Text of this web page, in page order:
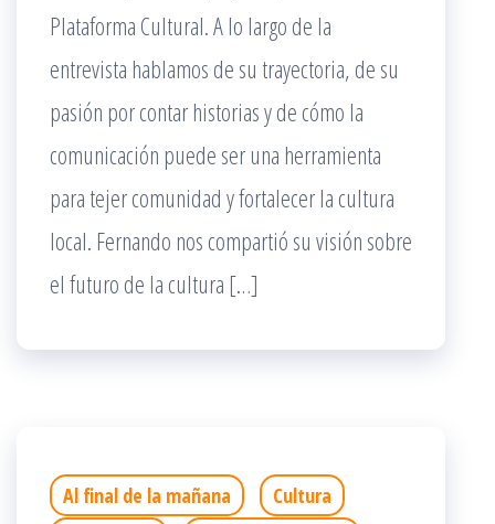
Plataforma Cultural. A lo largo de la
entrevista hablamos de su trayectoria, de su
pasión por contar historias y de cómo la
comunicación puede ser una herramienta
para tejer comunidad y fortalecer la cultura
local. Fernando nos compartió su visión sobre
el futuro de la cultura […]
Al final de la mañana Cultura